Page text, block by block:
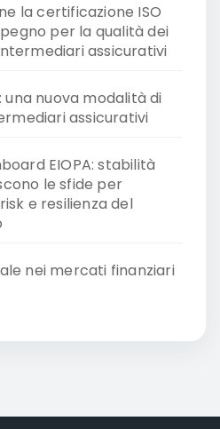
la certificazione ISO
per la qualità dei
assicurativi
una nuova modalità di
assicurativi
EIOPA: stabilità
le sfide per
e resilienza del
nei mercati finanziari